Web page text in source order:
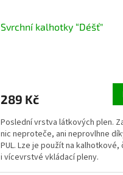
Svrchní kalhotky “Déšť"
289 Kč
Poslední vrstva látkových plen.
nic neproteče, ani neprovlhne
PUL. Lze je použít na
i vícevrstvé vkládací pleny.